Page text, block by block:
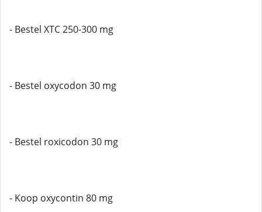
- Bestel XTC 250-300 mg
- Bestel oxycodon 30 mg
- Bestel roxicodon 30 mg
- Koop oxycontin 80 mg